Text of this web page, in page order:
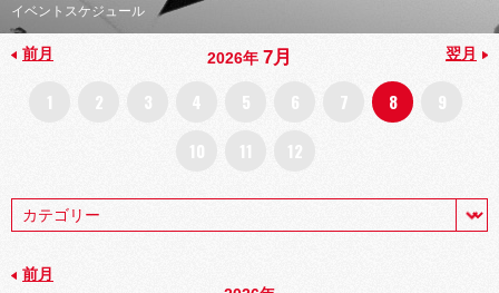
イベントスケジュール
前月 2026年 7月 翌月
1 2 3 4 5 6 7 8
9
10
11 12
前月